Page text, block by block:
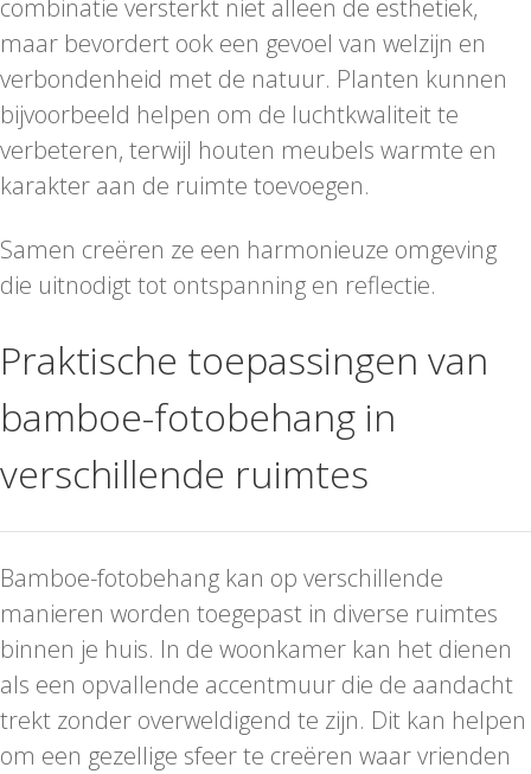
combinatie versterkt niet alleen de esthetiek,
maar bevordert ook een gevoel van welzijn en
verbondenheid met de natuur. Planten kunnen
bijvoorbeeld helpen om de luchtkwaliteit te
verbeteren, terwijl houten meubels warmte en
karakter aan de ruimte toevoegen.
Samen creëren ze een harmonieuze omgeving
die uitnodigt tot ontspanning en reflectie.
Praktische toepassingen van
bamboe-fotobehang in
verschillende ruimtes
Bamboe-fotobehang kan op verschillende
manieren worden toegepast in diverse ruimtes
binnen je huis. In de woonkamer kan het dienen
als een opvallende accentmuur die de aandacht
trekt zonder overweldigend te zijn. Dit kan helpen
om een gezellige sfeer te creëren waar vrienden